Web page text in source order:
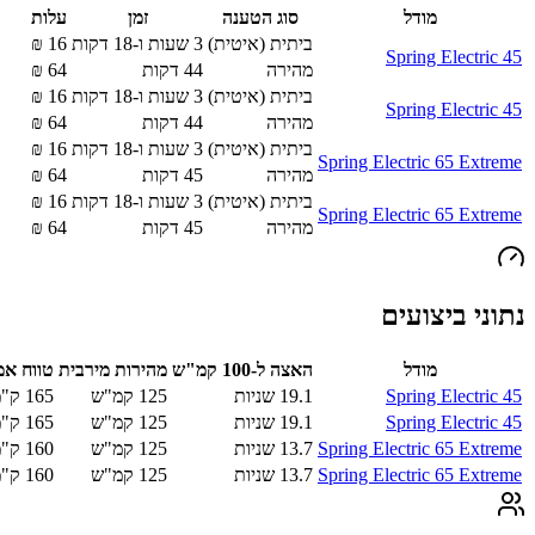
מודל סוג הטענה זמן
עלות
Spring Electric 45
ביתית (איטית) 3 שעות ו-18 דקות 16
₪
מהירה
44 דקות 64
₪
Spring Electric 45
ביתית (איטית) 3 שעות ו-18 דקות 16
₪
מהירה
44 דקות 64
₪
Spring Electric 65 Extreme
ביתית (איטית) 3 שעות ו-18 דקות 16
₪
מהירה
45 דקות 64
₪
Spring Electric 65 Extreme
ביתית (איטית) 3 שעות ו-18 דקות 16
₪
מהירה
45 דקות 64
₪
נתוני ביצועים
מודל האצה ל-100 קמ"ש מהירות מירבית טווח
Spring Electric 45
19.1 שניות 125 קמ"ש 165
Spring Electric 45
19.1 שניות 125 קמ"ש 165
Spring Electric 65 Extreme
13.7 שניות 125 קמ"ש 160
Spring Electric 65 Extreme
13.7 שניות 125 קמ"ש 160